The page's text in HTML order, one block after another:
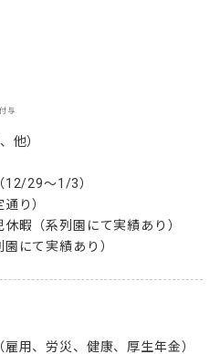
与
他）
12/29～1/3）
り）
暇（系列園にて実績あり）
にて実績あり）
用、労災、健康、厚生年金）